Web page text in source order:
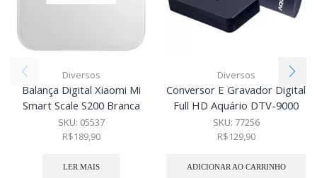
Diversos
Balança Digital Xiaomi Mi
Smart Scale S200 Branca
SKU: 05537
R$189,90
LER MAIS
Diversos
Conversor E Gravador Digital
Full HD Aquário DTV-9000
SKU: 77256
R$129,90
ADICIONAR AO CARRINHO